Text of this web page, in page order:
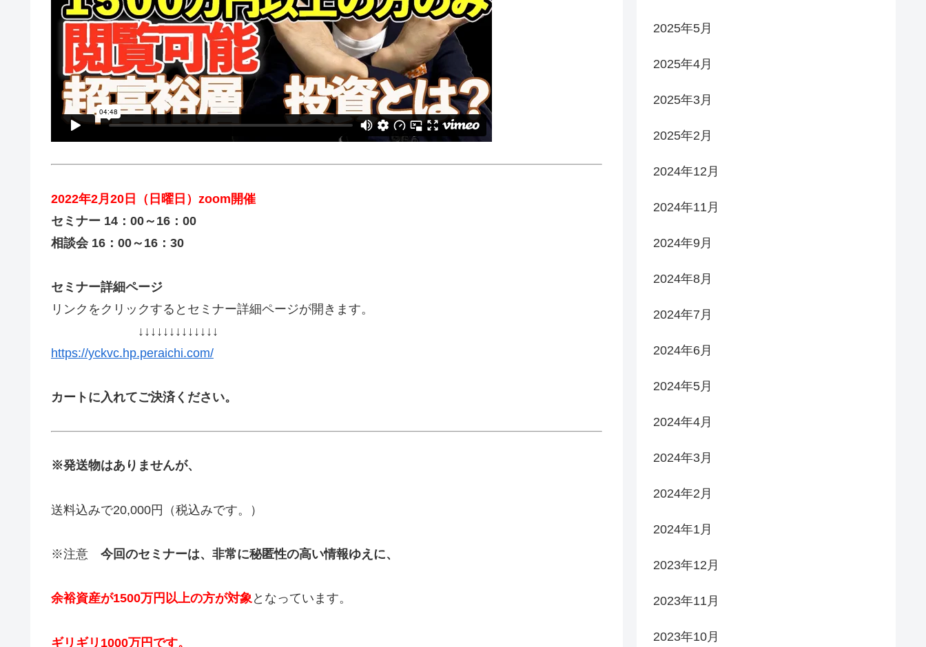
2022年2月20日（日曜日）zoom開催
セミナー 14：00～16：00
相談会 16：00～16：30
セミナー詳細ページ
リンクをクリックするとセミナー詳細ページが開きます。
↓↓↓↓↓↓↓↓↓↓↓↓↓
https://yckvc.hp.peraichi.com/
カートに入れてご決済ください。
※発送物はありませんが、
送料込みで20,000円（税込みです。）
※注意 今回のセミナーは、非常に秘匿性の高い情報ゆえに、
余裕資産が1500万円以上の方が対象となっています。
ギリギリ1000万円です。
2025年5月
2025年4月
2025年3月
2025年2月
2024年12月
2024年11月
2024年9月
2024年8月
2024年7月
2024年6月
2024年5月
2024年4月
2024年3月
2024年2月
2024年1月
2023年12月
2023年11月
2023年10月